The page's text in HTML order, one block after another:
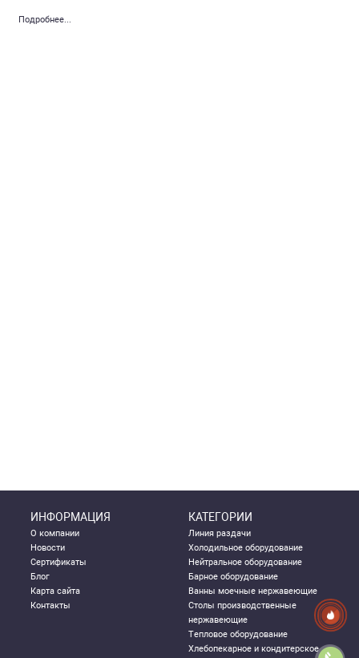
Подробнее...
ИНФОРМАЦИЯ
О компании
Новости
Сертификаты
Блог
Карта сайта
Контакты
КАТЕГОРИИ
Линия раздачи
Холодильное оборудование
Нейтральное оборудование
Барное оборудование
Ванны моечные нержавеющие
Столы производственные
нержавеющие
Тепловое оборудование
Хлебопекарное и кондитерское